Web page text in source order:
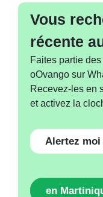
Vous
récente
Faites partie
oOvango sur
Recevez-les en
et activez la
Alertez
en